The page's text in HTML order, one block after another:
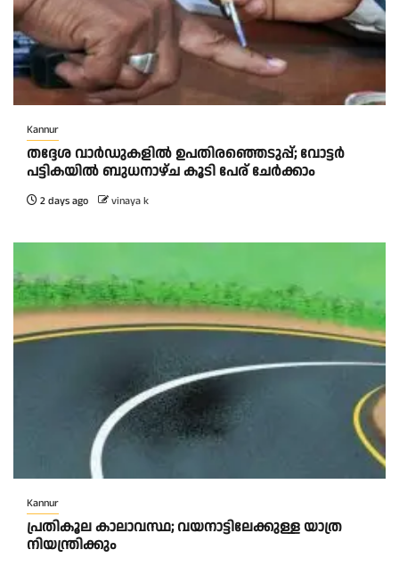
Kannur
തദ്ദേശ വാർഡുകളിൽ ഉപതിരഞ്ഞെടുപ്പ്; വോട്ടർ
പട്ടികയിൽ ബുധനാഴ്ച കൂടി പേര് ചേർക്കാം
2 days ago vinaya k
Kannur
പ്രതികൂല കാലാവസ്ഥ; വയനാട്ടിലേക്കുള്ള യാത്ര
നിയന്ത്രിക്കും